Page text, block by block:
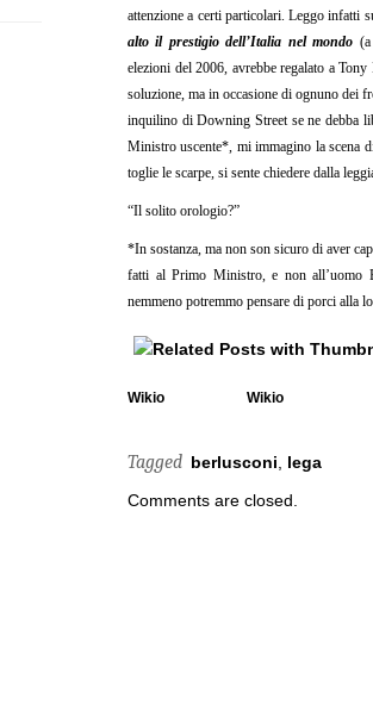
attenzione a certi particolari. Leggo infatti
alto il prestigio dell’Italia nel mondo
elezioni del 2006, avrebbe regalato a
soluzione, ma in occasione di ognuno dei
inquilino di Downing Street se ne debba
Ministro uscente*, mi immagino la scena
toglie le scarpe, si sente chiedere dalla
“Il solito orologio?”
*In sostanza, ma non son sicuro di aver
fatti al Primo Ministro, e non all’uomo
nemmeno potremmo pensare di porci alla
Wikio Wikio
Tagged berlusconi
lega
Comments are closed.